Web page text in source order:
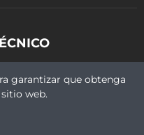
garantizar que obtenga
web.